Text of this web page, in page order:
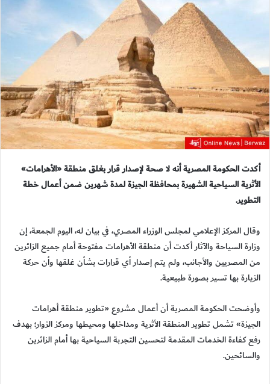
أكدت الحكومة المصرية أنه لا صحة لإصدار قرار بغلق منطقة «الأهرامات»
الأثرية السياحية الشهيرة بمحافظة الجيزة لمدة شهرين ضمن أعمال خطة
التطوير.
وقال المركز الإعلامي لمجلس الوزراء المصري، في بيان له، اليوم الجمعة، إن
وزارة السياحة والآثار أكدت أن منطقة الأهرامات مفتوحة أمام جميع الزائرين
من المصريين والأجانب، ولم يتم إصدار أي قرارات بشأن غلقها وأن حركة
الزيارة بها تسير بصورة طبيعية.
وأوضحت الحكومة المصرية أن أعمال مشروع «تطوير منطقة أهرامات
الجيزة» تشمل تطوير المنطقة الأثرية ومداخلها ومحيطها ومركز الزوار؛ بهدف
رفع كفاءة الخدمات المقدمة لتحسين التجربة السياحية بها أمام الزائرين
والسائحين.